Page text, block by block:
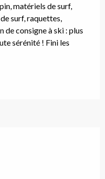
matériels de surf,
surf, raquettes,
de consigne à ski : plus
sérénité ! Fini les